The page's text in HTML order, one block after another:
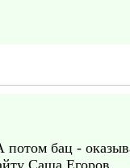
бац -
Саша Егоров.